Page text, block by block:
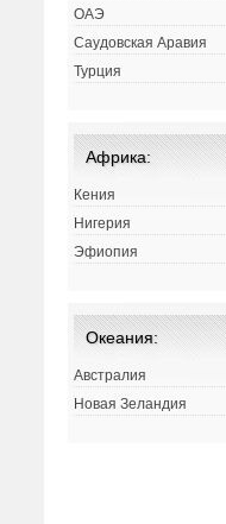
ОАЭ
Саудовская Аравия
Турция
Африка:
Кения
Нигерия
Эфиопия
Океания:
Австралия
Новая Зеландия